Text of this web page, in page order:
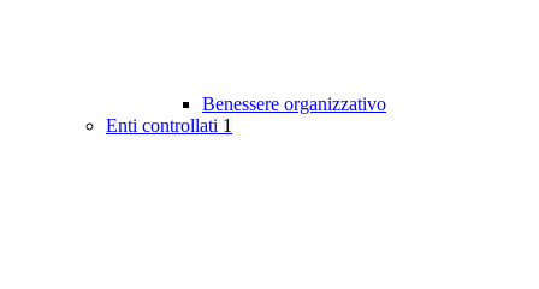
Benessere organizzativo
Enti controllati 1